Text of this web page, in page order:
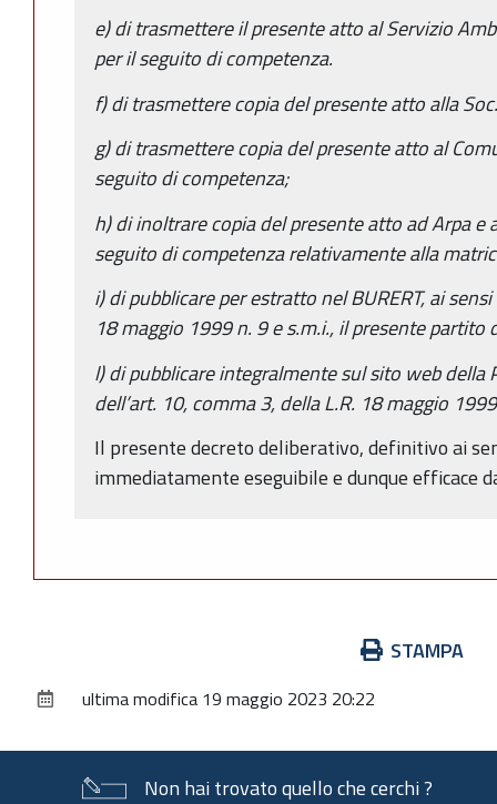
e) di trasmettere il presente atto al Servizio
per il seguito di competenza.
f) di trasmettere copia del presente atto alla
g) di trasmettere copia del presente atto al
seguito di competenza;
h) di inoltrare copia del presente atto ad Arpa
seguito di competenza relativamente alla
i) di pubblicare per estratto nel BURERT, ai
18 maggio 1999 n. 9 e s.m.i., il presente partito
l) di pubblicare integralmente sul sito web della
dell’art. 10, comma 3, della L.R. 18 maggio
Il presente decreto deliberativo, definitivo ai
immediatamente eseguibile e dunque efficace
documento
STAMPA
ultima modifica 19 maggio 2023 20:22
Non hai trovato quello che cerchi ?